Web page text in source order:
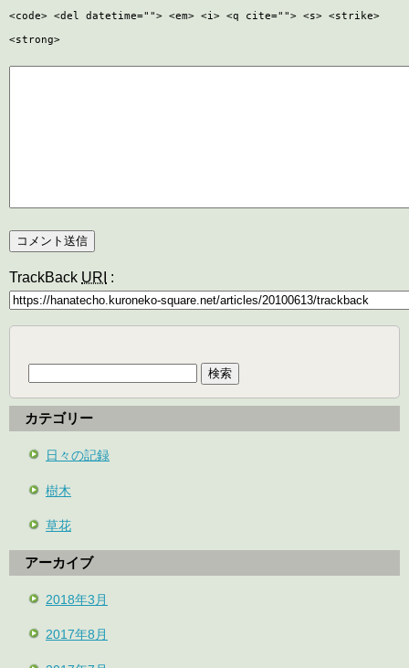
<code> <del datetime=""> <em> <i> <q cite=""> <s> <strike>
<strong>
TrackBack URI :
カテゴリー
日々の記録
樹木
草花
アーカイブ
2018年3月
2017年8月